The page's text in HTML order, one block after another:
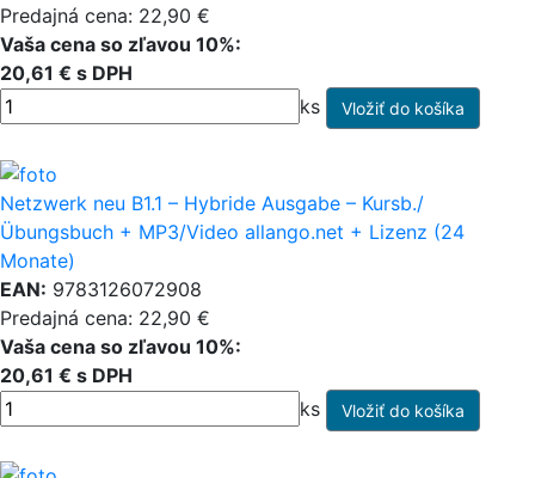
Predajná cena: 22,90 €
Vaša cena so zľavou 10%:
20,61 € s DPH
ks
Netzwerk neu B1.1 – Hybride Ausgabe – Kursb./
Übungsbuch + MP3/Video allango.net + Lizenz (24
Monate)
EAN: 9783126072908
Predajná cena: 22,90 €
Vaša cena so zľavou 10%:
20,61 € s DPH
ks